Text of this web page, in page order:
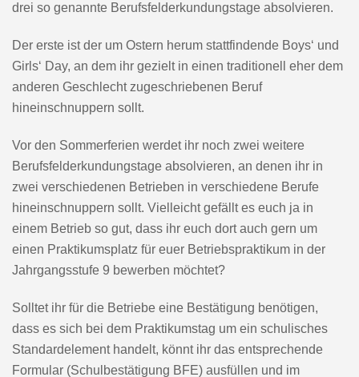
drei so genannte Berufsfelderkundungstage absolvieren.
Der erste ist der um Ostern herum stattfindende Boys‘ und
Girls‘ Day, an dem ihr gezielt in einen traditionell eher dem
anderen Geschlecht zugeschriebenen Beruf
hineinschnuppern sollt.
Vor den Sommerferien werdet ihr noch zwei weitere
Berufsfelderkundungstage absolvieren, an denen ihr in
zwei verschiedenen Betrieben in verschiedene Berufe
hineinschnuppern sollt. Vielleicht gefällt es euch ja in
einem Betrieb so gut, dass ihr euch dort auch gern um
einen Praktikumsplatz für euer Betriebspraktikum in der
Jahrgangsstufe 9 bewerben möchtet?
Solltet ihr für die Betriebe eine Bestätigung benötigen,
dass es sich bei dem Praktikumstag um ein schulisches
Standardelement handelt, könnt ihr das entsprechende
Formular (Schulbestätigung BFE) ausfüllen und im